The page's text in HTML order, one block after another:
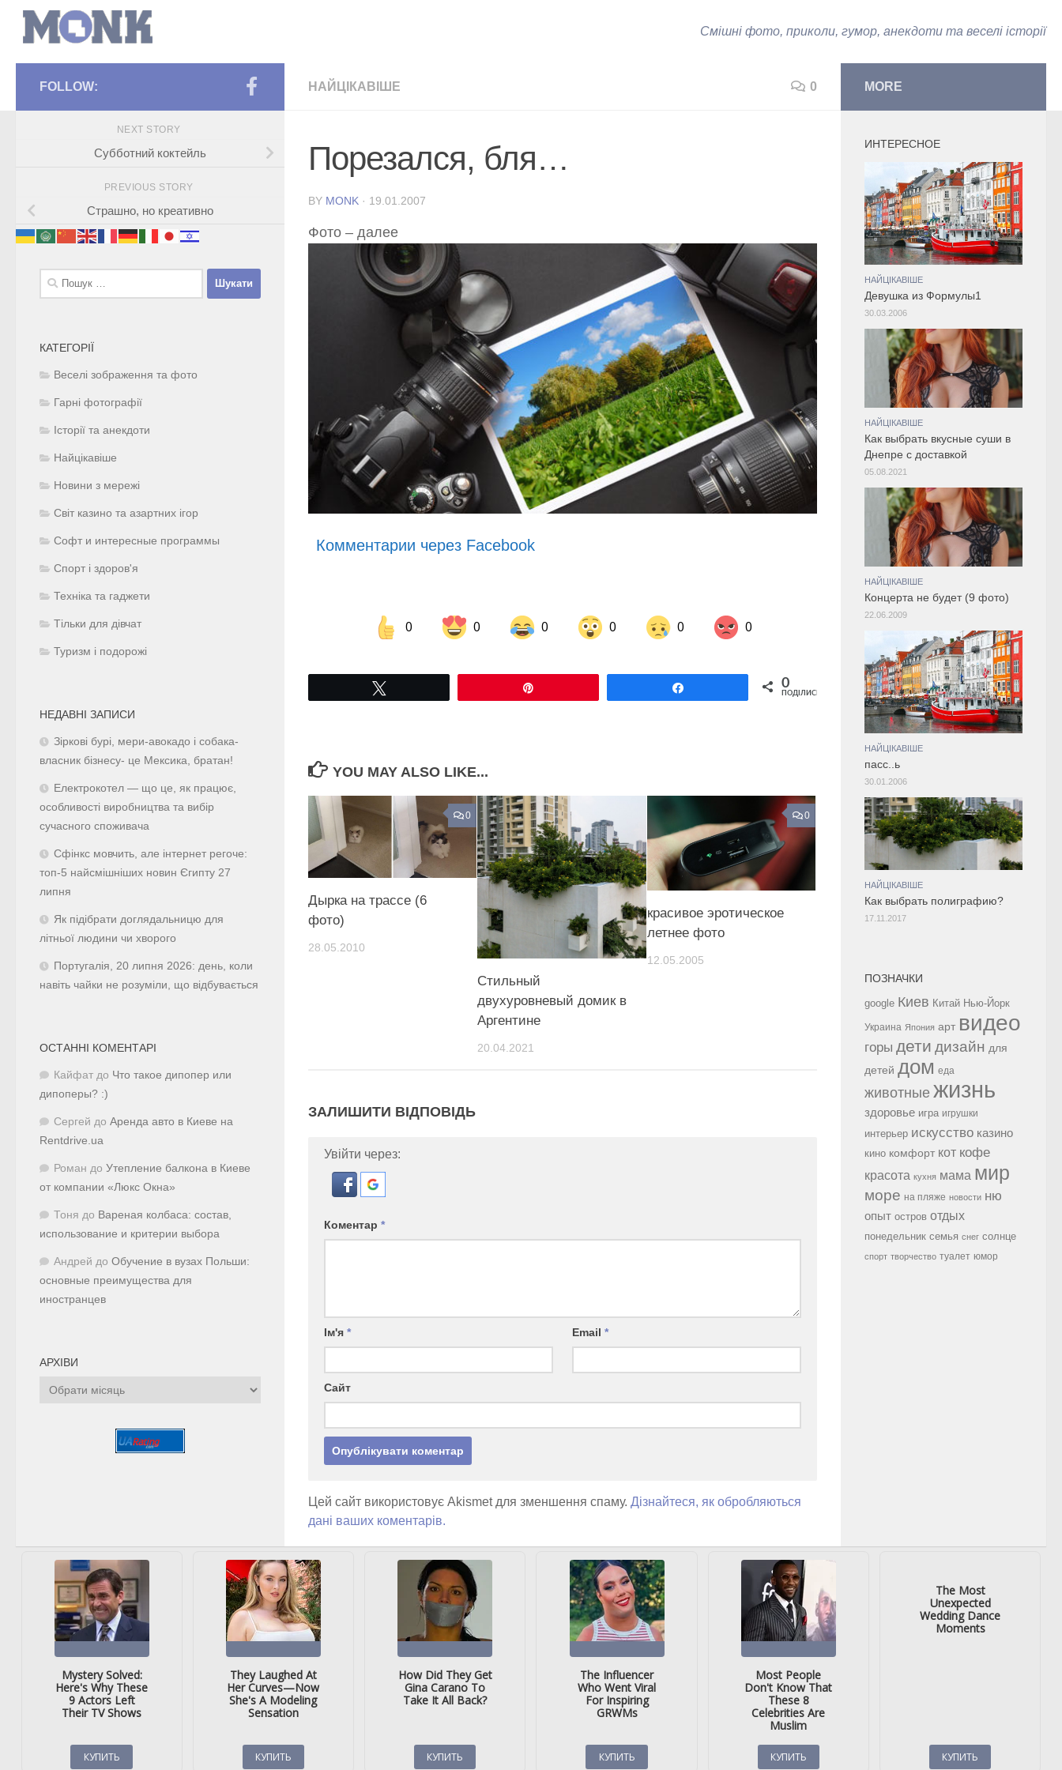
Смішні фото, приколи, гумор, анекдоти та веселі історії
НАЙЦІКАВІШЕ 0
Порезался, бля…
BY MONK · 19.01.2007
Фото – далее
Комментарии через Facebook
0 0 0 0 0 0
Share on Facebook Share on LinkedIn Share on Twitter 0
ПОДІЛИСЬ
YOU MAY ALSO LIKE...
0
Дырка на трассе (6
фото)
28.05.2010
Стильный
двухуровневый домик в
Аргентине
20.04.2021
0
красивое эротическое
летнее фото
12.05.2005
ЗАЛИШИТИ ВІДПОВІДЬ
Увійти через:
Коментар *
Ім'я * Email*
Сайт
Цей сайт використовує Akismet для зменшення спаму. Дізнайтеся, як обробляються
дані ваших коментарів.
FOLLOW:
NEXT STORY
Субботний коктейль
PREVIOUS STORY
Страшно, но креативно
Пошук:
КАТЕГОРІЇ
Веселі зображення та фото
Гарні фотографії
Історії та анекдоти
Найцікавіше
Новини з мережі
Світ казино та азартних ігор
Софт и интересные программы
Спорт і здоров'я
Техніка та гаджети
Тільки для дівчат
Туризм і подорожі
НЕДАВНІ ЗАПИСИ
Зіркові бурі, мери-авокадо і собака-
власник бізнесу- це Мексика, братан!
Електрокотел — що це, як працює,
особливості виробництва та вибір
сучасного споживача
Сфінкс мовчить, але інтернет регоче:
топ-5 найсмішніших новин Єгипту 27
липня
Як підібрати доглядальницю для
літньої людини чи хворого
Португалія, 20 липня 2026: день, коли
навіть чайки не розуміли, що відбувається
ОСТАННІ КОМЕНТАРІ
Кайфат до Что такое дипопер или
дипоперы? :)
Сергей до Аренда авто в Киеве на
Rentdrive.ua
Роман до Утепление балкона в Киеве
от компании «Люкс Окна»
Тоня до Вареная колбаса: состав,
использование и критерии выбора
Андрей до Обучение в вузах Польши:
основные преимущества для
иностранцев
АРХІВИ
Архіви
MORE
ИНТЕРЕСНОЕ
НАЙЦІКАВІШЕ
Девушка из Формулы1
30.03.2006
НАЙЦІКАВІШЕ
Как выбрать вкусные суши в
Днепре с доставкой
05.08.2021
НАЙЦІКАВІШЕ
Концерта не будет (9 фото)
22.06.2009
НАЙЦІКАВІШЕ
пасс..ь
30.01.2006
НАЙЦІКАВІШЕ
Как выбрать полиграфию?
17.11.2017
ПОЗНАЧКИ
google Киев Китай Нью-Йорк
Украина Япония арт видео
горы дети дизайн для
детей дом еда
животные жизнь
здоровье игра игрушки
интерьер искусство казино
кино комфорт кот кофе
красота кухня мама мир
море на пляже новости ню
опыт остров отдых
понедельник семья снег солнце
спорт творчество туалет юмор